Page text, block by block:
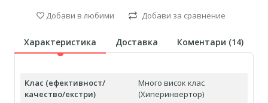
Добави в любими Добави за сравнение
Характеристика Доставка Коментари (14)
Клас (ефективност/
качество/екстри)
Много висок клас
(Хиперинвертор)